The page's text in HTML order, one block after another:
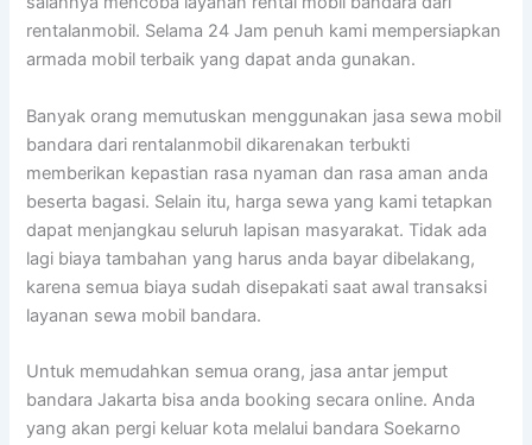
rentalanmobil. Selama 24 Jam penuh kami mempersiapkan
armada mobil terbaik yang dapat anda gunakan.
Banyak orang memutuskan menggunakan jasa sewa mobil
bandara dari rentalanmobil dikarenakan terbukti
memberikan kepastian rasa nyaman dan rasa aman anda
beserta bagasi. Selain itu, harga sewa yang kami tetapkan
dapat menjangkau seluruh lapisan masyarakat. Tidak ada
lagi biaya tambahan yang harus anda bayar dibelakang,
karena semua biaya sudah disepakati saat awal transaksi
layanan sewa mobil bandara.
Untuk memudahkan semua orang, jasa antar jemput
bandara Jakarta bisa anda booking secara online. Anda
yang akan pergi keluar kota melalui bandara Soekarno